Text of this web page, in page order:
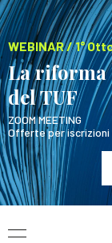
WEBINAR / 1°
La riforma
del TUF
ZOOM MEETING
Offerte per iscrizioni